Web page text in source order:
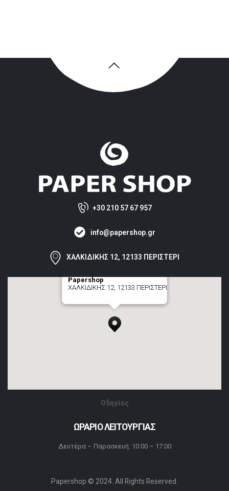
+30 210 57 67 957
info@papershop.gr
ΧΑΛΚΙΔΙΚΗΣ 12, 12133 ΠΕΡΙΣΤΕΡΙ
Papershop
ΧΑΛΚΙΔΙΚΗΣ 12, 12133 ΠΕΡΙΣΤΕΡΙ
Οδηγίες
ΩΡΑΡΙΟ ΛΕΙΤΟΥΡΓΙΑΣ
Δευτέρα – Παρασκευή: 10:00 – 17:00
Papershop © 2024. All Rights Reserved.